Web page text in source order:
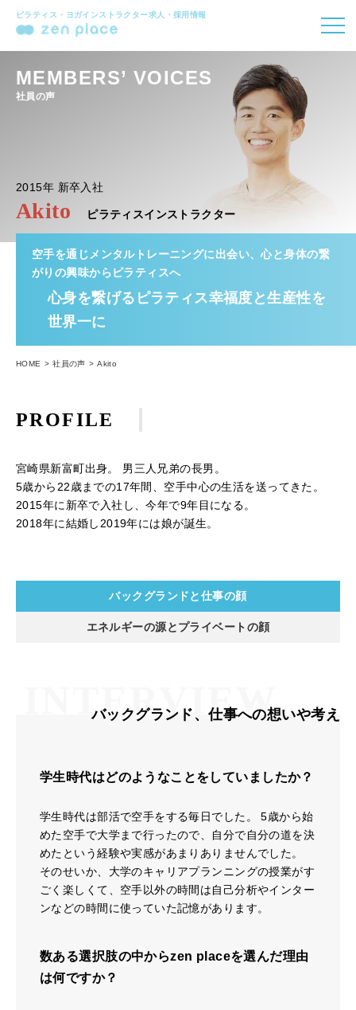
ピラティス・ヨガインストラクター求人・採用情報
MEMBERS’ VOICES
社員の声
2015年 新卒入社
Akito ピラティスインストラクター
空手を通じメンタルトレーニングに出会い、心と身体の繋
がりの興味からピラティスへ
心身を繋げるピラティス幸福度と生産性を
世界一に
HOME 社員の声 Akito
PROFILE
宮崎県新富町出身。 男三人兄弟の長男。
5歳から22歳までの17年間、空手中心の生活を送ってきた。
2015年に新卒で入社し、今年で9年目になる。
2018年に結婚し2019年には娘が誕生。
バックグランドと仕事の顔
エネルギーの源とプライベートの顔
学生時代はどのようなことをしていましたか？
学生時代は部活で空手をする毎日でした。 5歳から始
めた空手で大学まで行ったので、自分で自分の道を決
めたという経験や実感があまりありませんでした。
そのせいか、大学のキャリアプランニングの授業がす
ごく楽しくて、空手以外の時間は自己分析やインター
ンなどの時間に使っていた記憶があります。
数ある選択肢の中からzen placeを選んだ理由
は何ですか？